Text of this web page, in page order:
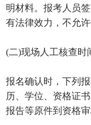
明材料。报考人员
有法律效力，不允许
(二)现场人工核查时
报名确认时，下列
历、学位、资格证
报告等原件到资格